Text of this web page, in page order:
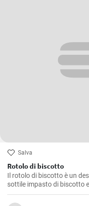
Salva
Rotolo di biscotto
Il rotolo di biscotto è un
sottile impasto di biscotto